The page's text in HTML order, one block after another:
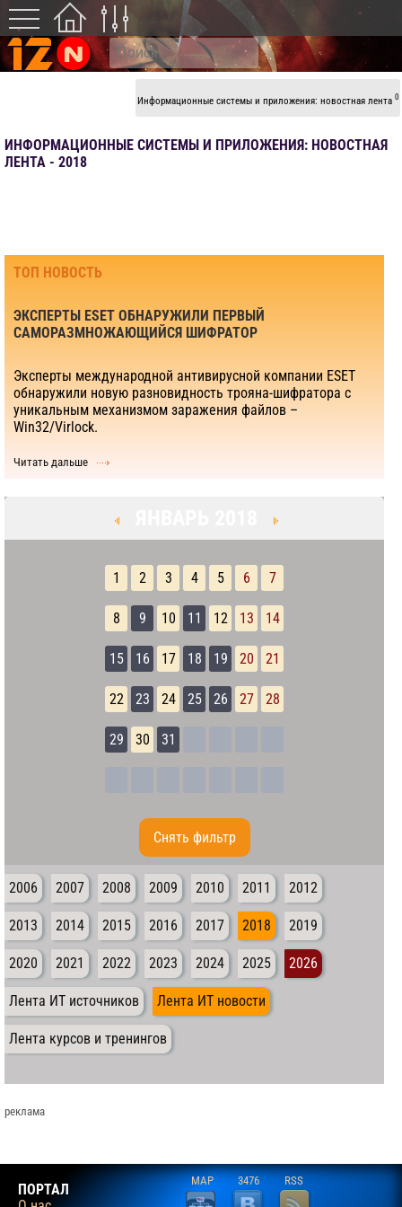
Информационные системы и приложения: новостная лента 0
ИНФОРМАЦИОННЫЕ СИСТЕМЫ И ПРИЛОЖЕНИЯ: НОВОСТНАЯ
ЛЕНТА - 2018
ТОП НОВОСТЬ
ЭКСПЕРТЫ ESET ОБНАРУЖИЛИ ПЕРВЫЙ
САМОРАЗМНОЖАЮЩИЙСЯ ШИФРАТОР
Эксперты международной антивирусной компании ESET
обнаружили новую разновидность трояна-шифратора с
уникальным механизмом заражения файлов –
Win32/Virlock.
Читать дальше
1 2 3 4 5 6 7
8 9 10 11 12 13 14
15 16 17 18 19 20 21
22 23 24 25 26 27 28
29 30 31
Cнять фильтр
2006 2007 2008 2009 2010 2011 2012
2013 2014 2015 2016 2017 2018 2019
2020 2021 2022 2023 2024 2025 2026
Лента ИТ источников Лента ИТ новости
Лента курсов и тренингов
реклама
ПОРТАЛ
MAP 3476 RSS